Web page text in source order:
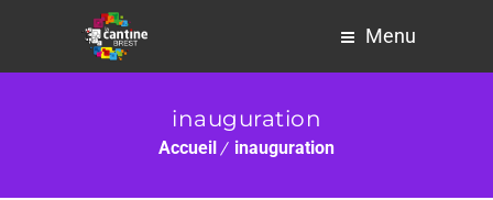
Menu
inauguration
Accueil inauguration